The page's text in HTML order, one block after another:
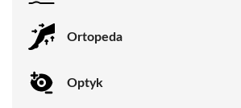
Ortopeda
Optyk